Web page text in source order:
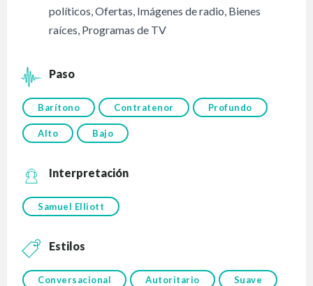
políticos,Ofertas, Imágenes de radio, Bienes
raíces, Programas de TV
Paso
Barítono Contratenor Profundo
Alto Bajo
Interpretación
Samuel Elliott
Estilos
Conversacional Autoritario Suave